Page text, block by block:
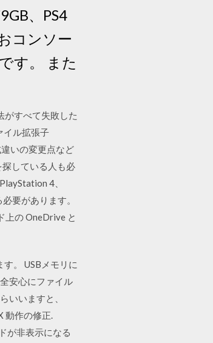
、PS4
コンソー
す。 また
がすべて失敗した
イル拡張子
いの変更点など
している人も必
4、
要があります。
上の OneDrive と
。 USBメモリに
安心にファイル
いいますと、
動作の修正.
が非表示になる